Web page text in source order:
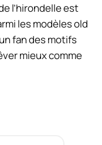
l’hirondelle est
les modèles old
fan des motifs
mieux comme